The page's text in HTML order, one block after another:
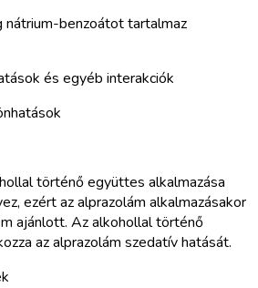
nátrium-benzoátot tartalmaz
és egyéb interakciók
történő együttes alkalmazása
ezért az alprazolám alkalmazásakor
ajánlott. Az alkohollal történő
az alprazolám szedatív hatását.